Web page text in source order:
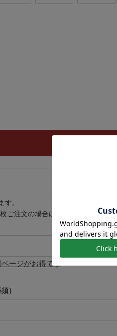
す。
ご注文の場合は、
とご
ージがお得です
）